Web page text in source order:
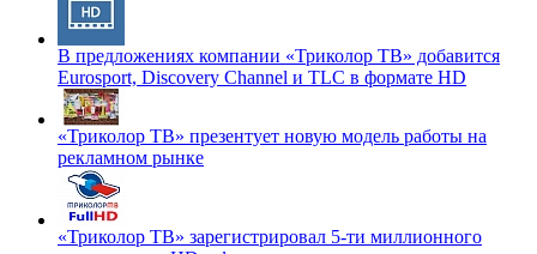
В предложениях компании «Триколор ТВ» добавится
Eurosport, Discovery Channel и TLC в формате HD
«Триколор ТВ» презентует новую модель работы на
рекламном рынке
«Триколор ТВ» зарегистрировал 5-ти миллионного